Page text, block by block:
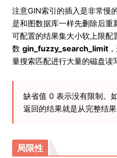
注意GIN索引的插入是非常慢
是和图数据库一样先删除后重
可配置的结果集大小软上限配
数 gin_fuzzy_search_limit
量搜索匹配进行大量的磁盘读
缺省值 0 表示没有限制。
返回的结果就是从完整结
局限性